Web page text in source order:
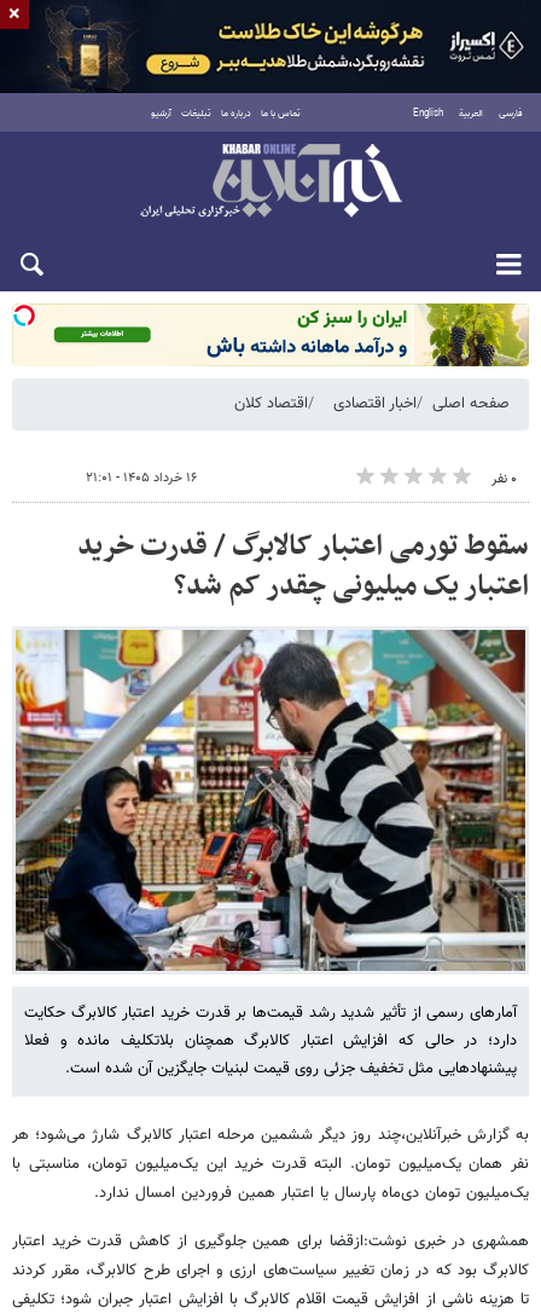
فارسی العربية English تماس با ما درباره ما تبلیغات آرشیو
شنبه ۱۷ مرداد ۱۴۰۵
صفحه اصلی اخبار اقتصادی اقتصاد کلان
۰ نفر ۱۶ خرداد ۱۴۰۵ - ۲۱:۰۱
سقوط تورمی اعتبار کالابرگ / قدرت خرید
اعتبار یک میلیونی چقدر کم شد؟
آمارهای رسمی از تأثیر شدید رشد قیمت‌ها بر قدرت خرید اعتبار کالابرگ حکایت
دارد؛ در حالی که افزایش اعتبار کالابرگ همچنان بلاتکلیف مانده و فعلا
پیشنهادهایی مثل تخفیف جزئی روی قیمت لبنیات جایگزین آن شده است.
به گزارش خبرآنلاین،چند روز دیگر ششمین مرحله اعتبار کالابرگ شارژ می‌شود؛ هر
نفر همان یک‌میلیون تومان. البته قدرت خرید این یک‌میلیون تومان، مناسبتی با
یک‌میلیون تومان دی‌ماه پارسال یا اعتبار همین فروردین امسال ندارد.
همشهری در خبری نوشت:ازقضا برای همین جلوگیری از کاهش قدرت خرید اعتبار
کالابرگ بود که در زمان تغییر سیاست‌های ارزی و اجرای طرح کالابرگ، مقرر کردند
تا هزینه ناشی از افزایش قیمت اقلام کالابرگ با افزایش اعتبار جبران شود؛ تکلیفی
×